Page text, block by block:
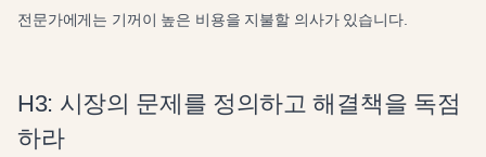
전문가에게는 기꺼이 높은 비용을 지불할 의사가 있습니다.
H3: 시장의 문제를 정의하고 해결책을 독점
하라